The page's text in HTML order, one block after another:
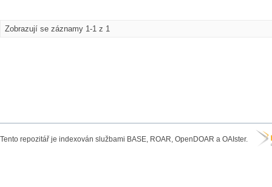
Zobrazují se záznamy 1-1 z 1
Tento repozitář je indexován službami BASE, ROAR, OpenDOAR a OAIster.